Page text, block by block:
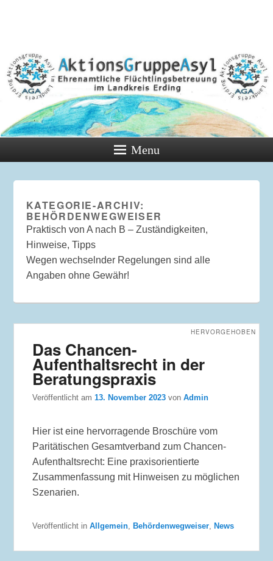
Menu
KATEGORIE-ARCHIV:
BEHÖRDENWEGWEISER
Praktisch von A nach B – Zuständigkeiten,
Hinweise, Tipps
Wegen wechselnder Regelungen sind alle
Angaben ohne Gewähr!
Das Chancen-
Aufenthaltsrecht in der
Beratungspraxis
HERVORGEHOBEN
Veröffentlicht am13. November 2023 vonAdmin
Hier ist eine hervorragende Broschüre vom
Paritätischen Gesamtverband zum Chancen-
Aufenthaltsrecht: Eine praxisorientierte
Zusammenfassung mit Hinweisen zu möglichen
Szenarien.
Veröffentlicht in Allgemein Behördenwegweiser News